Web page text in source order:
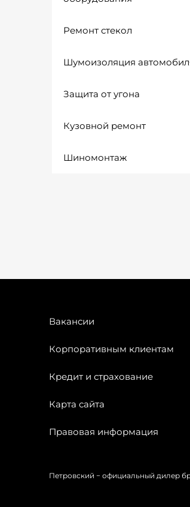
Ремонт стекол
Шумоизоляция
Защита от угона
Кузовной ремонт
Шиномонтаж
Вакансии
Корпоративным клиентам
Кредит и страхование
Карта сайта
Правовая информация
Петровский − официальный дилер